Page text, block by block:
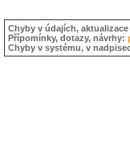
Chyby v údajích, aktualizace
Přípomínky, dotazy, návrhy:
Chyby v systému, v